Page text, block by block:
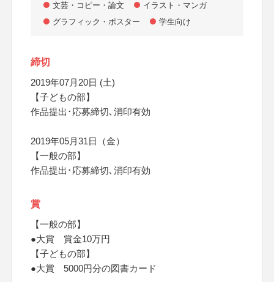
文芸・コピー・論文
イラスト・マンガ
グラフィック・ポスター
学生向け
締切
2019年07月20日 (土)
【子どもの部】
作品提出･応募締切､消印有効
2019年05月31日（金）
【一般の部】
作品提出･応募締切､消印有効
賞
【一般の部】
●大賞 賞金10万円
【子どもの部】
●大賞 5000円分の図書カード